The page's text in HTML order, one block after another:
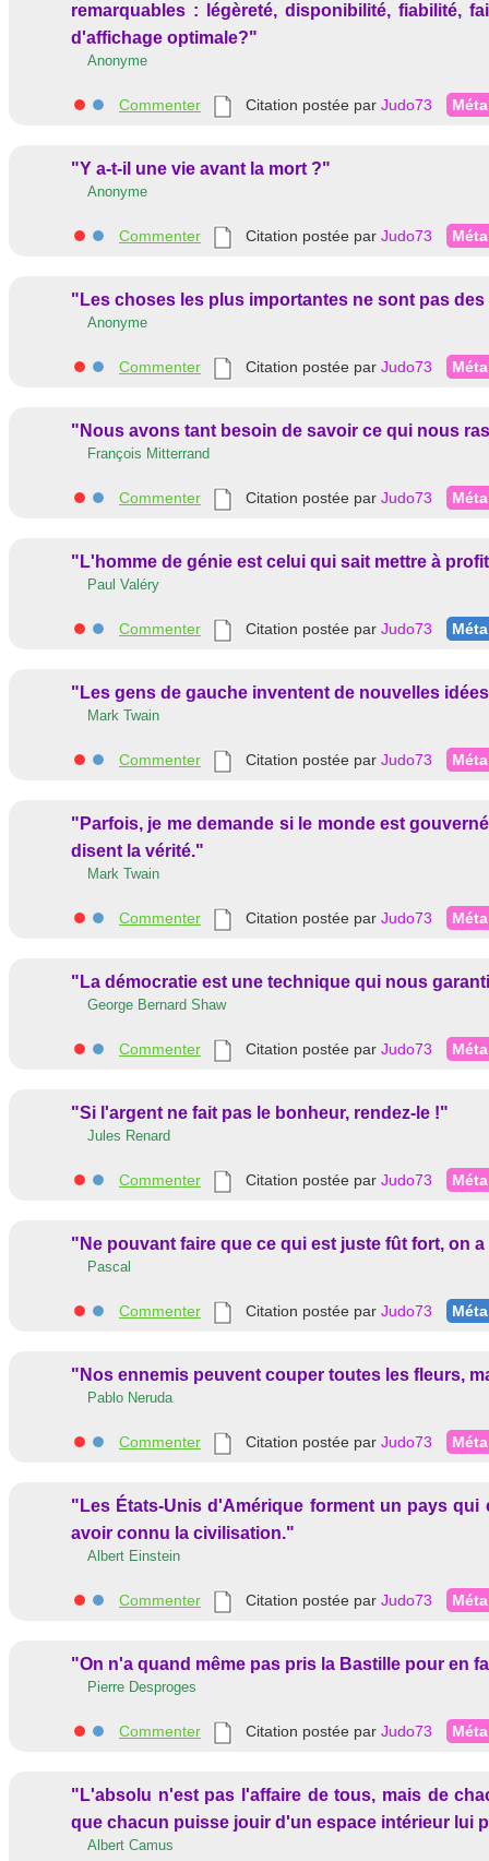
remarquables : légèreté, disponibilité, fiabilité,
d'affichage optimale?"
Anonyme
Commenter Citation postée par Judo73 Méta
"Y a-t-il une vie avant la mort ?"
Anonyme
Commenter Citation postée par Judo73 Méta
"Les choses les plus importantes ne sont pas
Anonyme
Commenter Citation postée par Judo73 Méta
"Nous avons tant besoin de savoir ce qui nous
François Mitterrand
Commenter Citation postée par Judo73 Méta
"L'homme de génie est celui qui sait mettre à
Paul Valéry
Commenter Citation postée par Judo73 Méta
"Les gens de gauche inventent de nouvelles
Mark Twain
Commenter Citation postée par Judo73 Méta
"Parfois, je me demande si le monde est
disent la vérité."
Mark Twain
Commenter Citation postée par Judo73 Méta
"La démocratie est une technique qui nous
George Bernard Shaw
Commenter Citation postée par Judo73 Méta
"Si l'argent ne fait pas le bonheur, rendez-le !"
Jules Renard
Commenter Citation postée par Judo73 Méta
"Ne pouvant faire que ce qui est juste fût fort, on
Pascal
Commenter Citation postée par Judo73 Méta
"Nos ennemis peuvent couper toutes les fleurs,
Pablo Neruda
Commenter Citation postée par Judo73 Méta
"Les États-Unis d'Amérique forment un pays qui
avoir connu la civilisation."
Albert Einstein
Commenter Citation postée par Judo73 Méta
"On n'a quand même pas pris la Bastille pour en
Pierre Desproges
Commenter Citation postée par Judo73 Méta
"L'absolu n'est pas l'affaire de tous, mais de
que chacun puisse jouir d'un espace intérieur lui
Albert Camus